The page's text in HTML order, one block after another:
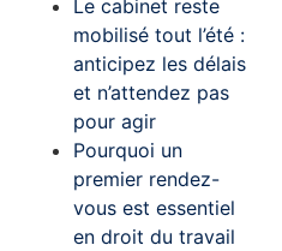
Le cabinet reste
mobilisé tout l’été :
anticipez les délais
et n’attendez pas
pour agir
Pourquoi un
premier rendez-
vous est essentiel
en droit du travail